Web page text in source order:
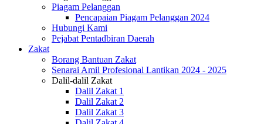
Piagam Pelanggan
Pencapaian Piagam Pelanggan 2024
Hubungi Kami
Pejabat Pentadbiran Daerah
Zakat
Borang Bantuan Zakat
Senarai Amil Profesional Lantikan 2024 - 2025
Dalil-dalil Zakat
Dalil Zakat 1
Dalil Zakat 2
Dalil Zakat 3